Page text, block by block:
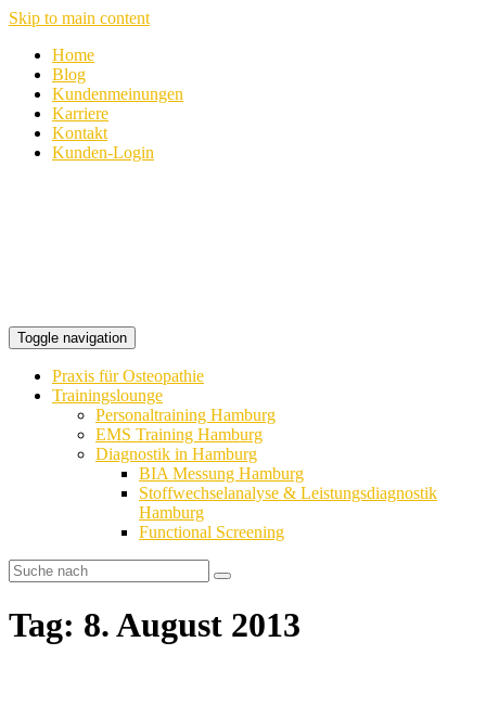
Skip to main content
Home
Blog
Kundenmeinungen
Karriere
Kontakt
Kunden-Login
Toggle navigation
Praxis für Osteopathie
Trainingslounge
Personaltraining Hamburg
EMS Training Hamburg
Diagnostik in Hamburg
BIA Messung Hamburg
Stoffwechselanalyse & Leistungsdiagnostik
Hamburg
Functional Screening
Tag: 8. August 2013